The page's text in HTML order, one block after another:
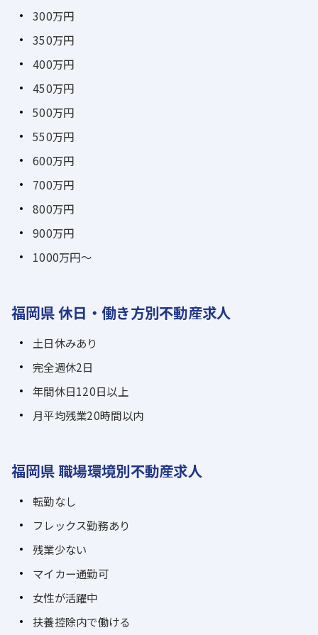
300万円
350万円
400万円
450万円
500万円
550万円
600万円
700万円
800万円
900万円
1000万円～
福岡県 休日・働き方別不動産求人
土日休みあり
完全週休2日
年間休日120日以上
月平均残業20時間以内
福岡県 職場環境別不動産求人
転勤なし
フレックス勤務あり
残業少ない
マイカー通勤可
女性が活躍中
扶養控除内で働ける